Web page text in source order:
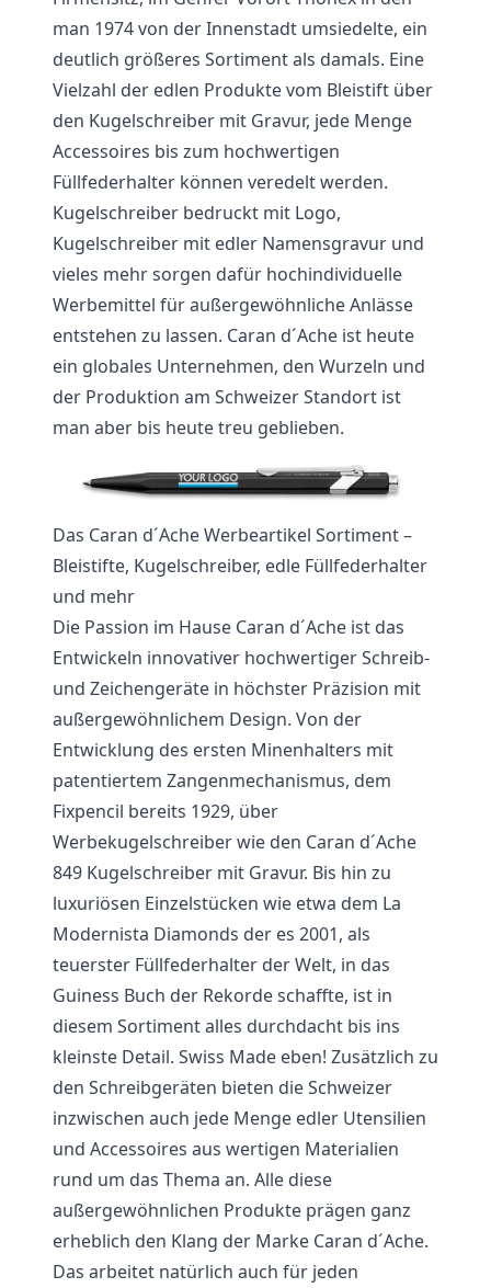
man 1974 von der Innenstadt umsiedelte, ein
deutlich größeres Sortiment als damals. Eine
Vielzahl der edlen Produkte vom Bleistift über
den Kugelschreiber mit Gravur, jede Menge
Accessoires bis zum hochwertigen
Füllfederhalter können veredelt werden.
Kugelschreiber bedruckt mit Logo,
Kugelschreiber mit edler Namensgravur und
vieles mehr sorgen dafür hochindividuelle
Werbemittel für außergewöhnliche Anlässe
entstehen zu lassen. Caran d´Ache ist heute
ein globales Unternehmen, den Wurzeln und
der Produktion am Schweizer Standort ist
man aber bis heute treu geblieben.
Das Caran d´Ache Werbeartikel Sortiment –
Bleistifte, Kugelschreiber, edle Füllfederhalter
und mehr
Die Passion im Hause Caran d´Ache ist das
Entwickeln innovativer hochwertiger Schreib-
und Zeichengeräte in höchster Präzision mit
außergewöhnlichem Design. Von der
Entwicklung des ersten Minenhalters mit
patentiertem Zangenmechanismus, dem
Fixpencil bereits 1929, über
Werbekugelschreiber wie den Caran d´Ache
849 Kugelschreiber mit Gravur. Bis hin zu
luxuriösen Einzelstücken wie etwa dem La
Modernista Diamonds der es 2001, als
teuerster Füllfederhalter der Welt, in das
Guiness Buch der Rekorde schaffte, ist in
diesem Sortiment alles durchdacht bis ins
kleinste Detail. Swiss Made eben! Zusätzlich zu
den Schreibgeräten bieten die Schweizer
inzwischen auch jede Menge edler Utensilien
und Accessoires aus wertigen Materialien
rund um das Thema an. Alle diese
außergewöhnlichen Produkte prägen ganz
erheblich den Klang der Marke Caran d´Ache.
Das arbeitet natürlich auch für jeden